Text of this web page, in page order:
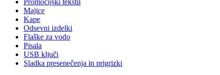
Promocijski tekstil
Majice
Kape
Odsevni izdelki
Flaške za vodo
Pisala
USB ključi
Sladka presenečenja in prigrizki